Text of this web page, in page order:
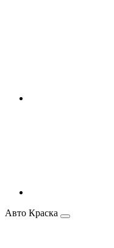
Авто Краска